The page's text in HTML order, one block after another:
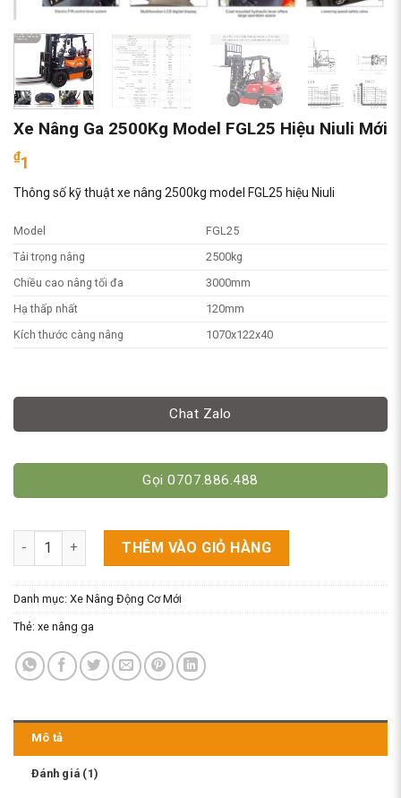
Xe Nâng Ga 2500Kg Model FGL25 Hiệu Niuli Mới
₫1
Thông số kỹ thuật xe nâng 2500kg model FGL25 hiệu Niuli
Model
FGL25
Tải trọng nâng
2500kg
Chiều cao nâng tối đa
3000mm
Hạ thấp nhất
120mm
Kích thước càng nâng
1070x122x40
Chat Zalo
Gọi 0707.886.488
Xe Nâng Ga 2500Kg Model FGL25 Hiệu Niuli Mới số lượng
THÊM VÀO GIỎ HÀNG
Danh mục: Xe Nâng Động Cơ Mới
Thẻ: xe nâng ga
Mô tả
Đánh giá (1)